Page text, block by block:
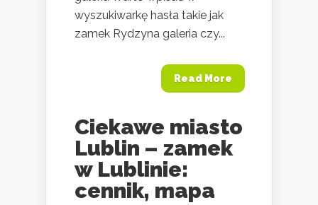
wyszukiwarkę hasła takie jak
zamek Rydzyna galeria czy...
Read More
Ciekawe miasto
Lublin – zamek
w Lublinie:
cennik, mapa